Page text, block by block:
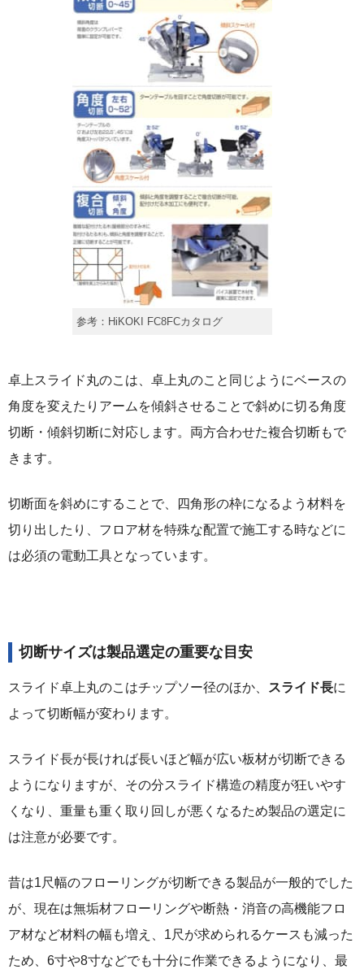
参考：HiKOKI FC8FCカタログ
卓上スライド丸のこは、卓上丸のこと同じようにベースの
角度を変えたりアームを傾斜させることで斜めに切る角度
切断・傾斜切断に対応します。両方合わせた複合切断もで
きます。
切断面を斜めにすることで、四角形の枠になるよう材料を
切り出したり、フロア材を特殊な配置で施工する時などに
は必須の電動工具となっています。
切断サイズは製品選定の重要な目安
スライド卓上丸のこはチップソー径のほか、 スライド長に
よって切断幅が変わります。
スライド長が長ければ長いほど幅が広い板材が切断できる
ようになりますが、その分スライド構造の精度が狂いやす
くなり、重量も重く取り回しが悪くなるため製品の選定に
は注意が必要です。
昔は1尺幅のフローリングが切断できる製品が一般的でした
が、現在は無垢材フローリングや断熱・消音の高機能フロ
ア材など材料の幅も増え、1尺が求められるケースも減った
ため、6寸や8寸などでも十分に作業できるようになり、最